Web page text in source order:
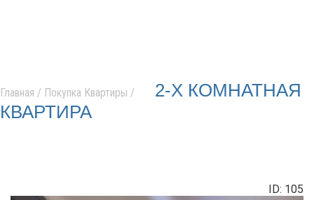
Главная / Покупка Квартиры /
2-Х КОМНАТНАЯ
КВАРТИРА
ID: 105